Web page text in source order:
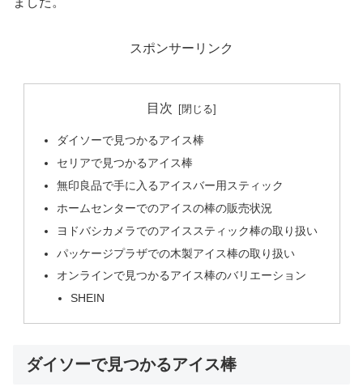
スポンサーリンク
目次
ダイソーで見つかるアイス棒
セリアで見つかるアイス棒
無印良品で手に入るアイスバー用スティック
ホームセンターでのアイスの棒の販売状況
ヨドバシカメラでのアイススティック棒の取り扱い
パッケージプラザでの木製アイス棒の取り扱い
オンラインで見つかるアイス棒のバリエーション
SHEIN
ダイソーで見つかるアイス棒